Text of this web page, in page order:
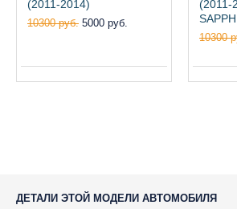
(2011-2014)
10300 руб. 5000 руб.
(2011-
10300
ДЕТАЛИ ЭТОЙ МОДЕЛИ АВТОМОБИЛЯ